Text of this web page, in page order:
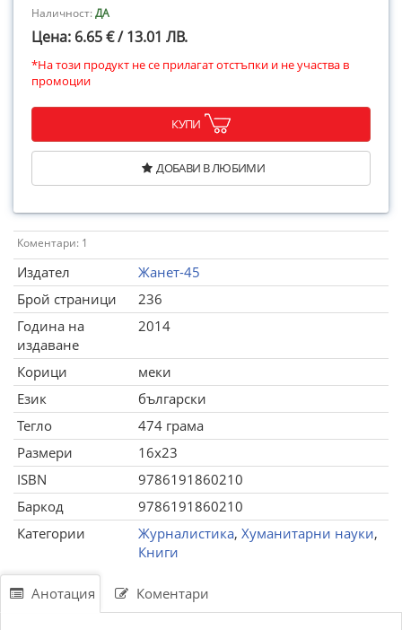
Наличност:ДА
Цена: 6.65 € / 13.01 ЛВ.
*На този продукт не се прилагат отстъпки и не участва в
промоции
КУПИ
ДОБАВИ В ЛЮБИМИ
Коментари: 1
Издател
Жанет-45
Брой страници
236
Година на
издаване
2014
Корици
меки
Език
български
Тегло
474 грама
Размери
16x23
ISBN
9786191860210
Баркод
9786191860210
Категории
Журналистика, Хуманитарни науки,
Книги
Анотация Коментари